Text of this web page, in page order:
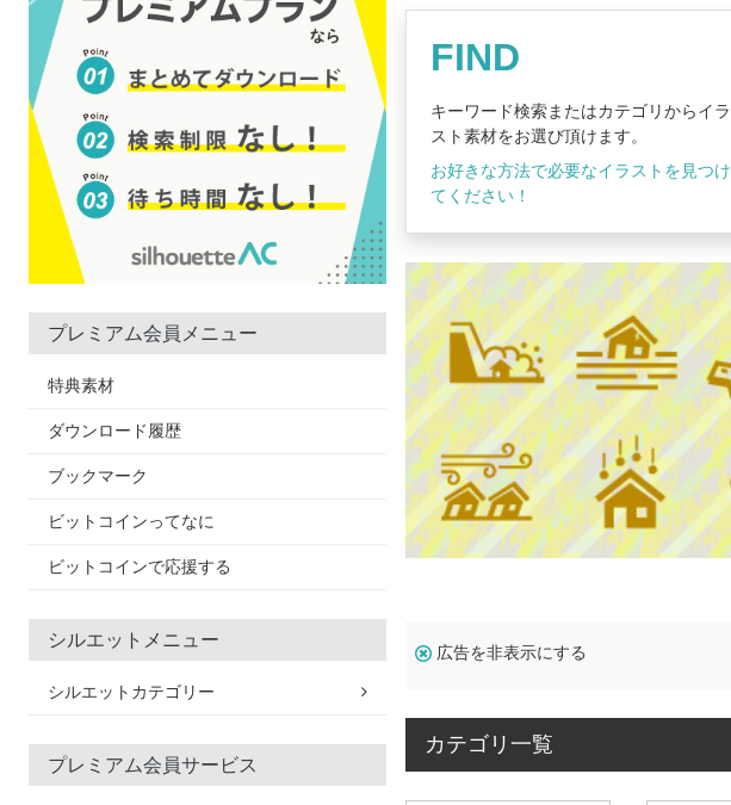
プレミアム会員メニュー
特典素材
ダウンロード履歴
ブックマーク
ビットコインってなに
ビットコインで応援する
シルエットメニュー
シルエットカテゴリー
プレミアム会員サービス
FIND
キーワード検索またはカテゴリからイラ
スト素材をお選び頂けます。
お好きな方法で必要なイラストを見つけ
てください！
広告を非表示にする
カテゴリ一覧